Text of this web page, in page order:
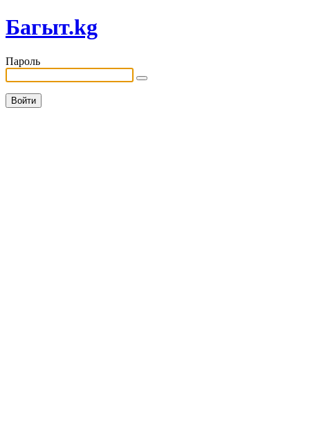
Багыт.kg
Пароль